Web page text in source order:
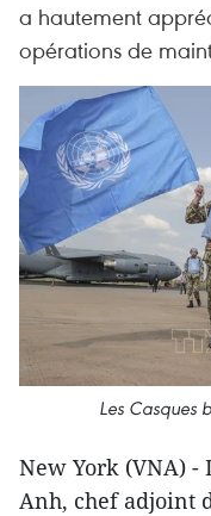
a hautement
opérations de
Les Casques
New York (VNA) -
Anh, chef adjoint